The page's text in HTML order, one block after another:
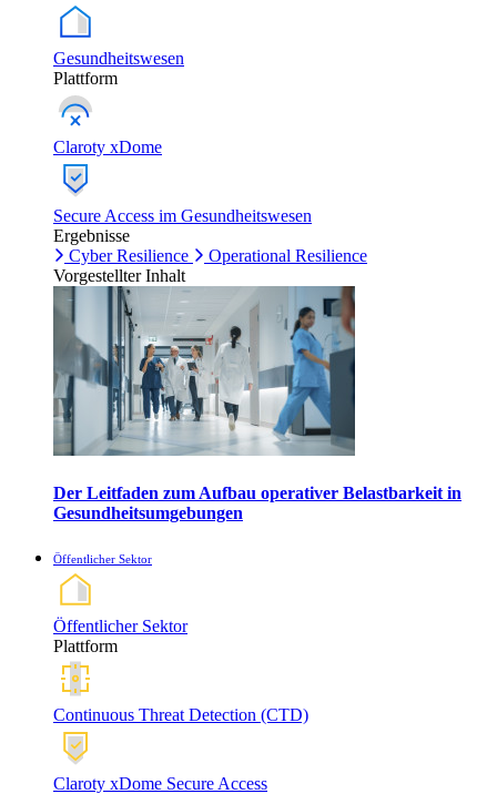
Gesundheitswesen
Plattform
Claroty xDome
Secure Access im Gesundheitswesen
Ergebnisse
Cyber Resilience
Operational Resilience
Vorgestellter Inhalt
Der Leitfaden zum Aufbau operativer Belastbarkeit in
Gesundheitsumgebungen
Öffentlicher Sektor
Öffentlicher Sektor
Plattform
Continuous Threat Detection (CTD)
Claroty xDome Secure Access